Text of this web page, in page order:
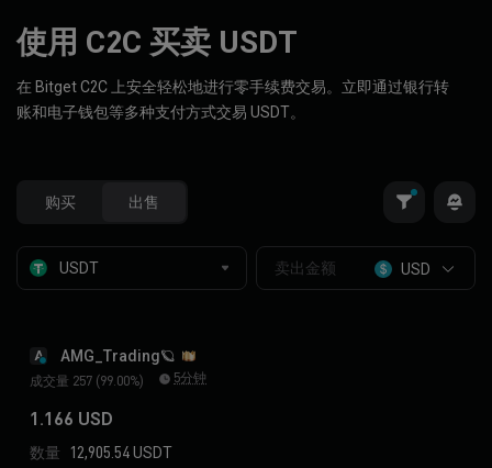
使用 C2C 买卖 USDT
在 Bitget C2C 上安全轻松地进行零手续费交易。立即通过银行转
账和电子钱包等多种支付方式交易 USDT。
购买 出售
USD
A AMG_Trading🪐
成交量 257 (99.00%) 5分钟
1.166 USD
数量
12,905.54 USDT